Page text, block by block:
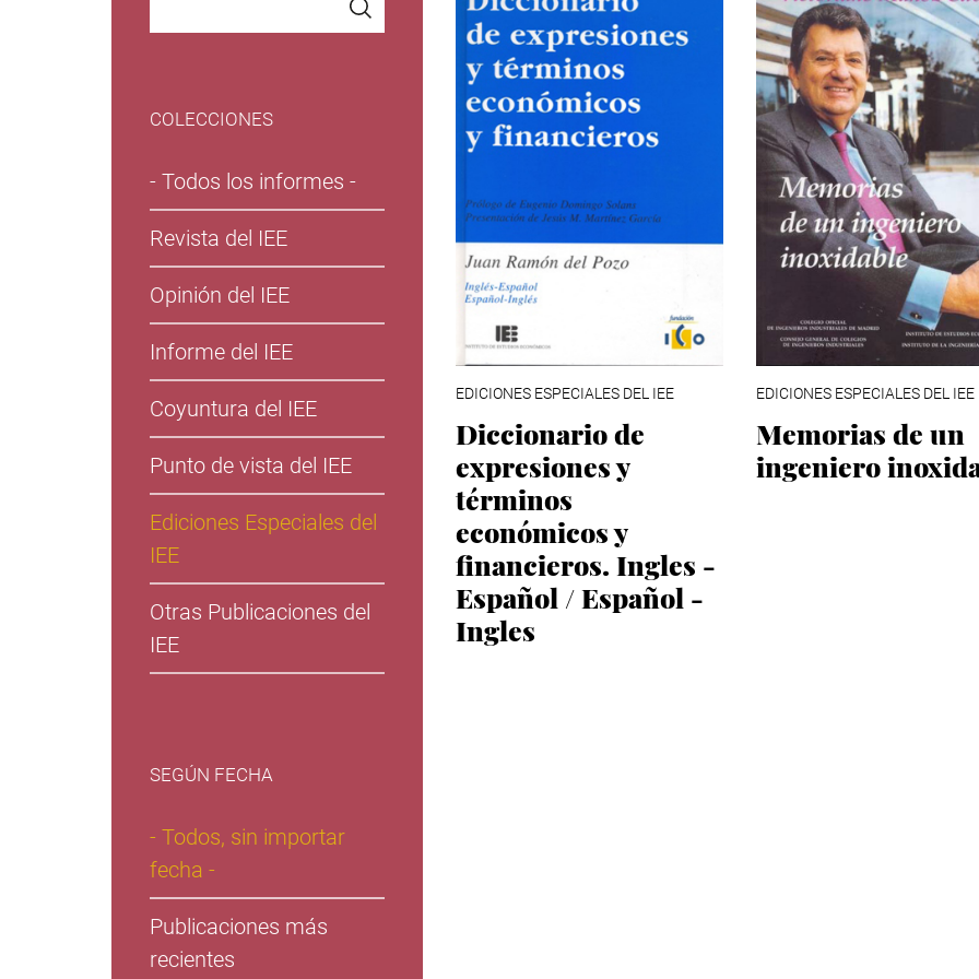
COLECCIONES
- Todos los informes -
Revista del IEE
Opinión del IEE
Informe del IEE
Coyuntura del IEE
Punto de vista del IEE
Ediciones Especiales del
IEE
Otras Publicaciones del
IEE
SEGÚN FECHA
- Todos, sin importar
fecha -
Publicaciones más
recientes
EDICIONES ESPECIALES DEL IEE
Diccionario de
expresiones y
términos
económicos y
financieros. Ingles -
Español / Español -
Ingles
EDICIONES ESPECIALES DEL IEE
Memorias de un
ingeniero